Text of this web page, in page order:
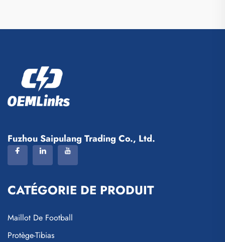
Fuzhou Saipulang Trading Co., Ltd.
CATÉGORIE DE PRODUIT
Maillot De Football
Protège-Tibias